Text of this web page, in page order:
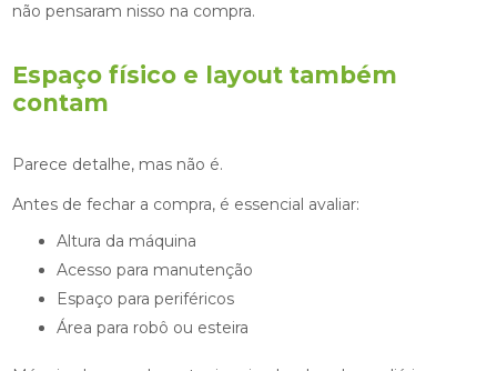
não pensaram nisso na compra.
Espaço físico e layout também
contam
Parece detalhe, mas não é.
Antes de fechar a compra, é essencial avaliar:
Altura da máquina
Acesso para manutenção
Espaço para periféricos
Área para robô ou esteira